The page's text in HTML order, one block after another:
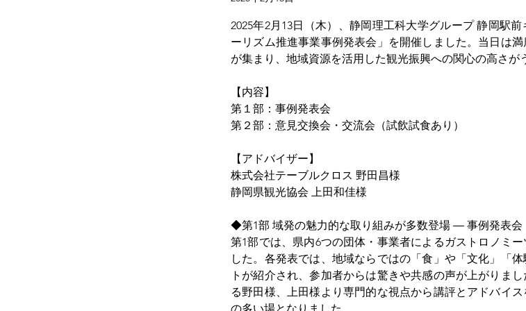
2025年2月13日（木）、静岡理工科大学グループ 静岡駅
ーリズム推進事業事例発表会」を開催しました。当日は
が集まり、地域資源を活用した観光振興への関心の高さが
【内容】
第１部：事例発表会
第２部：意見交換会・交流会（試飲試食あり）
【アドバイザー】
株式会社テーブルクロス 野田昌様
静岡県観光協会 上田和佳様
◆第1部 域発の魅力的な取り組みが多数登場 ― 事例発表会
第1部では、県内6つの団体・事業者によるガストロノミ
した。各発表では、地域ならではの「食」や「文化」「
トが紹介され、参加者からは驚きや共感の声が上がりま
る野田様、上田様より専門的な視点から講評とアドバイ